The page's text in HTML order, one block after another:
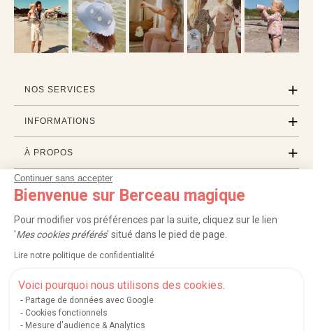
Continuer sans accepter
Bienvenue sur Berceau magique
Pour modifier vos préférences par la suite, cliquez sur le lien
'Mes cookies préférés' situé dans le pied de page.
Lire notre politique de confidentialité
Voici pourquoi nous utilisons des cookies.
Partage de données avec Google
Cookies fonctionnels
Mesure d'audience & Analytics
NOS SERVICES
INFORMATIONS
À PROPOS
PROFESSIONNELS
LISTES CADEAUX
Service après-vente| FAQ |Rappels de produits|Protection des données
Mentions légales et crédits Conditions générales de ventes
Nos moyens de paiement sécurisés